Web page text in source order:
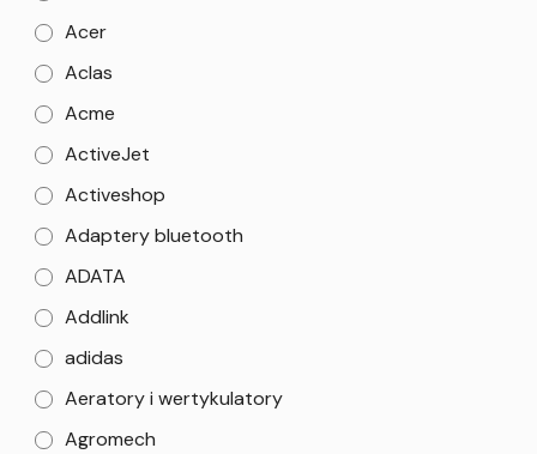
Acer
Aclas
Acme
ActiveJet
Activeshop
Adaptery bluetooth
ADATA
Addlink
adidas
Aeratory i wertykulatory
Agromech